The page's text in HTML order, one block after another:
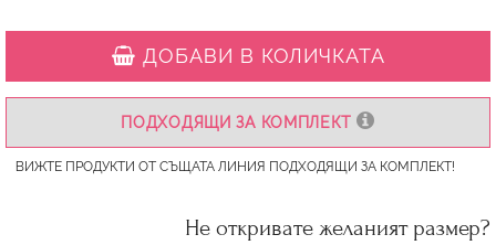
ДОБАВИ В КОЛИЧКАТА
ПОДХОДЯЩИ ЗА КОМПЛЕКТ
ВИЖТЕ ПРОДУКТИ ОТ СЪЩАТА ЛИНИЯ ПОДХОДЯЩИ ЗА КОМПЛЕКТ!
Не откривате желаният размер?